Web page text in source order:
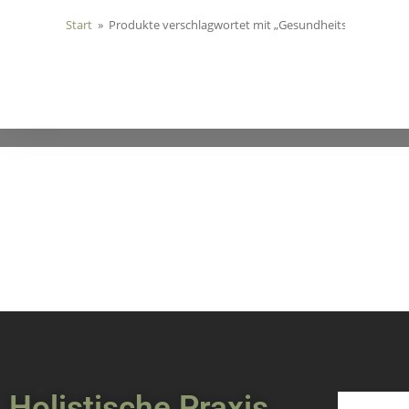
Start » Produkte verschlagwortet mit „Gesundheits-Check“